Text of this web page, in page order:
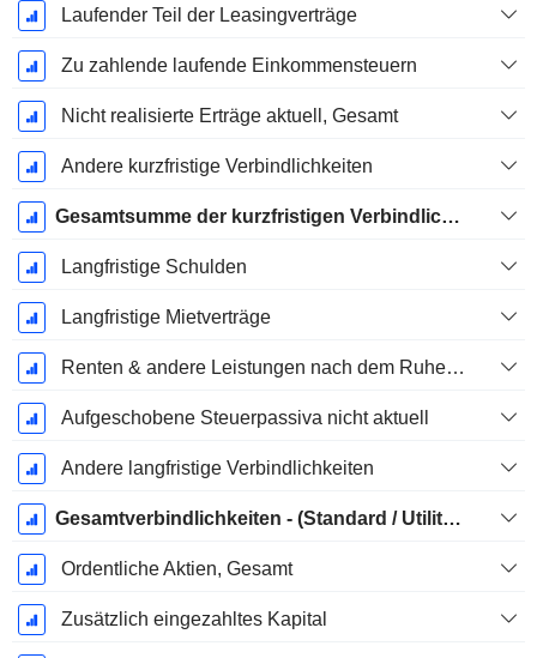
Laufender Teil der Leasingverträge
Zu zahlende laufende Einkommensteuern
Nicht realisierte Erträge aktuell, Gesamt
Andere kurzfristige Verbindlichkeiten
Gesamtsumme der kurzfristigen Verbindlichkeiten
Langfristige Schulden
Langfristige Mietverträge
Renten & andere Leistungen nach dem Ruhestand
Aufgeschobene Steuerpassiva nicht aktuell
Andere langfristige Verbindlichkeiten
Gesamtverbindlichkeiten - (Standard / Utility Vorlage)
Ordentliche Aktien, Gesamt
Zusätzlich eingezahltes Kapital